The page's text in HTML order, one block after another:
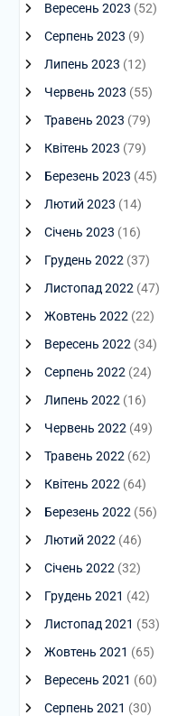
Вересень 2023 (52)
Серпень 2023 (9)
Липень 2023 (12)
Червень 2023 (55)
Травень 2023 (79)
Квітень 2023 (79)
Березень 2023 (45)
Лютий 2023 (14)
Січень 2023 (16)
Грудень 2022 (37)
Листопад 2022 (47)
Жовтень 2022 (22)
Вересень 2022 (34)
Серпень 2022 (24)
Липень 2022 (16)
Червень 2022 (49)
Травень 2022 (62)
Квітень 2022 (64)
Березень 2022 (56)
Лютий 2022 (46)
Січень 2022 (32)
Грудень 2021 (42)
Листопад 2021 (53)
Жовтень 2021 (65)
Вересень 2021 (60)
Серпень 2021 (30)